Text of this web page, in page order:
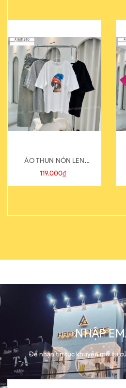
ÁO THUN NÓN LEN
821-1
119.000₫
NHẬP
Để nhận tin tức khuyến mãi từ